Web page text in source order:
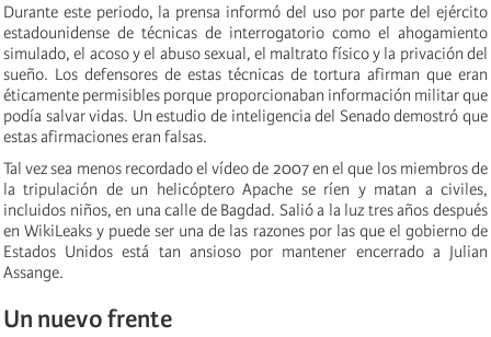
Durante este periodo, la prensa informó del uso por parte del ejército
estadounidense de técnicas de interrogatorio como el ahogamiento
simulado, el acoso y el abuso sexual, el maltrato físico y la privación del
sueño. Los defensores de estas técnicas de tortura afirman que eran
éticamente permisibles porque proporcionaban información militar que
podía salvar vidas. Un estudio de inteligencia del Senado demostró que
estas afirmaciones eran falsas.
Tal vez sea menos recordado el vídeo de 2007 en el que los miembros de
la tripulación de un helicóptero Apache se ríen y matan a civiles,
incluidos niños, en una calle de Bagdad. Salió a la luz tres años después
en WikiLeaks y puede ser una de las razones por las que el gobierno de
Estados Unidos está tan ansioso por mantener encerrado a Julian
Assange.
Un nuevo frente